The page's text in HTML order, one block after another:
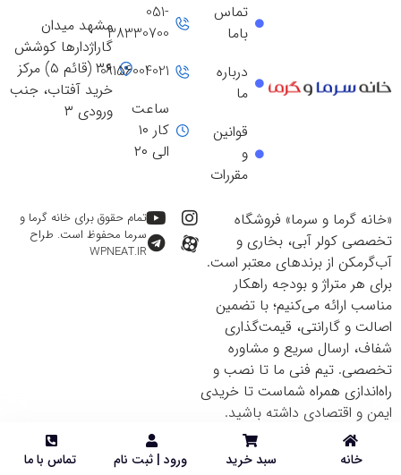
خانه سبد خرید ورود | ثبت نام تماس با ما
مشهد میدان
گاراژدارها کوشش
۳۶ (قائم ۵) مرکز
خرید آفتاب، جنب
ورودی ۳
051-
38330700
09156004021
ساعت
کار ۱۰
الی ۲۰
تماس
باما
درباره
ما
قوانین
و
مقررات
«خانه گرما و سرما» فروشگاه
تخصصی کولر آبی، بخاری و
آب‌گرمکن از برندهای معتبر است.
برای هر متراژ و بودجه راهکار
مناسب ارائه می‌کنیم؛ با تضمین
اصالت و گارانتی، قیمت‌گذاری
شفاف، ارسال سریع و مشاوره
تخصصی. تیم فنی ما تا نصب و
راه‌اندازی همراه شماست تا خریدی
ایمن و اقتصادی داشته باشید.
تمام حقوق برای خانه گرما و
سرما محفوظ است. طراح
WPNEAT.IR